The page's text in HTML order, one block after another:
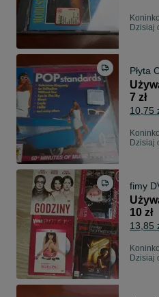
Koninko
Dzisiaj
Płyta
7 zł
10,75
Koninko
Dzisiaj
fimy
10 zł
13,85
Koninko
Dzisiaj